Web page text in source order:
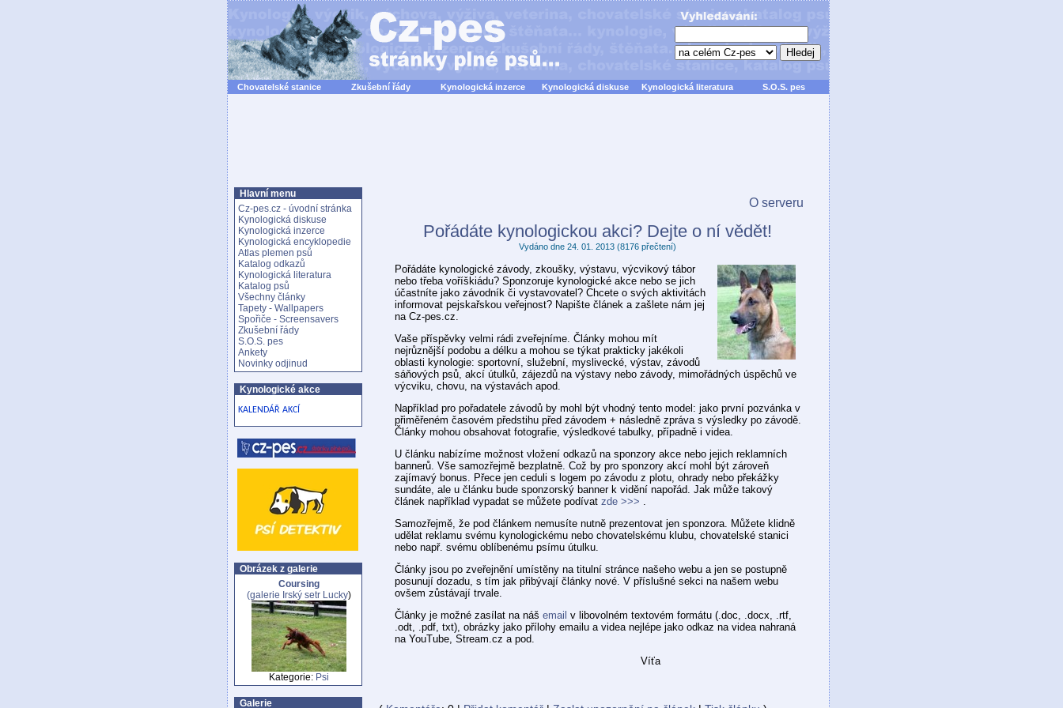
Chovatelské stanice Zkušební řády Kynologická inzerce Kynologická diskuse Kynologická literatura S.O.S. pes
Hlavní menu
Cz-pes.cz - úvodní stránka
Kynologická diskuse
Kynologická inzerce
Kynologická encyklopedie
Atlas plemen psů
Katalog odkazů
Kynologická literatura
Katalog psů
Všechny články
Tapety - Wallpapers
Spořiče - Screensavers
Zkušební řády
S.O.S. pes
Ankety
Novinky odjinud
Kynologické akce
KALENDÁŘ AKCÍ
Obrázek z galerie
Coursing
(galerie Irský setr Lucky)
Kategorie: Psi
Galerie
O serveru
Pořádáte kynologickou akci? Dejte o ní vědět!
Vydáno dne 24. 01. 2013 (8176 přečtení)
Pořádáte kynologické závody, zkoušky, výstavu, výcvikový tábor
nebo třeba voříškiádu? Sponzoruje kynologické akce nebo se jich
účastníte jako závodník či vystavovatel? Chcete o svých aktivitách
informovat pejskařskou veřejnost? Napište článek a zašlete nám jej
na Cz-pes.cz.
Vaše příspěvky velmi rádi zveřejníme. Články mohou mít
nejrůznější podobu a délku a mohou se týkat prakticky jakékoli
oblasti kynologie: sportovní, služební, myslivecké, výstav, závodů
sáňových psů, akcí útulků, zájezdů na výstavy nebo závody, mimořádných úspěchů ve
výcviku, chovu, na výstavách apod.
Například pro pořadatele závodů by mohl být vhodný tento model: jako první pozvánka v
přiměřeném časovém předstihu před závodem + následně zpráva s výsledky po závodě.
Články mohou obsahovat fotografie, výsledkové tabulky, případně i videa.
U článku nabízíme možnost vložení odkazů na sponzory akce nebo jejich reklamních
bannerů. Vše samozřejmě bezplatně. Což by pro sponzory akcí mohl být zároveň
zajímavý bonus. Přece jen ceduli s logem po závodu z plotu, ohrady nebo překážky
sundáte, ale u článku bude sponzorský banner k vidění napořád. Jak může takový
článek například vypadat se můžete podívat zde >>>
Samozřejmě, že pod článkem nemusíte nutně prezentovat jen sponzora. Můžete klidně
udělat reklamu svému kynologickému nebo chovatelskému klubu, chovatelské stanici
nebo např. svému oblíbenému psímu útulku.
Články jsou po zveřejnění umístěny na titulní stránce našeho webu a jen se postupně
posunují dozadu, s tím jak přibývají články nové. V příslušné sekci na našem webu
ovšem zůstávají trvale.
Články je možné zasílat na náš email v libovolném textovém formátu (.doc, .docx, .rtf,
.odt, .pdf, txt), obrázky jako přílohy emailu a videa nejlépe jako odkaz na videa nahraná
na YouTube, Stream.cz a pod.
Víťa